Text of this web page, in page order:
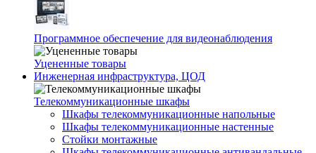
Программное обеспечение для видеонаблюдения
Уцененные товары
Инженерная инфраструктура, ЦОД
Телекоммуникационные шкафы
Шкафы телекоммуникационные напольные
Шкафы телекоммуникационные настенные
Стойки монтажные